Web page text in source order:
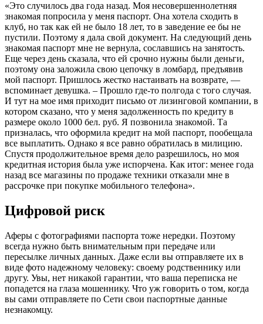
«Это случилось два года назад. Моя несовершеннолетняя
знакомая попросила у меня паспорт. Она хотела сходить в
клуб, но так как ей не было 18 лет, то в заведение ее бы не
пустили. Поэтому я дала свой документ. На следующий день
знакомая паспорт мне не вернула, сославшись на занятость.
Еще через день сказала, что ей срочно нужны были деньги,
поэтому она заложила свою цепочку в ломбард, предъявив
мой паспорт. Пришлось жестко настаивать на возврате, —
вспоминает девушка. – Прошло где-то полгода с того случая.
И тут на мое имя приходит письмо от лизинговой компании, в
котором сказано, что у меня задолженность по кредиту в
размере около 1000 бел. руб. Я позвонила знакомой. Та
призналась, что оформила кредит на мой паспорт, пообещала
все выплатить. Однако я все равно обратилась в милицию.
Спустя продолжительное время дело разрешилось, но моя
кредитная история была уже испорчена. Как итог: менее года
назад все магазины по продаже техники отказали мне в
рассрочке при покупке мобильного телефона».
Цифровой риск
Аферы с фотографиями паспорта тоже нередки. Поэтому
всегда нужно быть внимательным при передаче или
пересылке личных данных. Даже если вы отправляете их в
виде фото надежному человеку: своему родственнику или
другу. Увы, нет никакой гарантии, что ваша переписка не
попадется на глаза мошеннику. Что уж говорить о том, когда
вы сами отправляете по Сети свои паспортные данные
незнакомцу.